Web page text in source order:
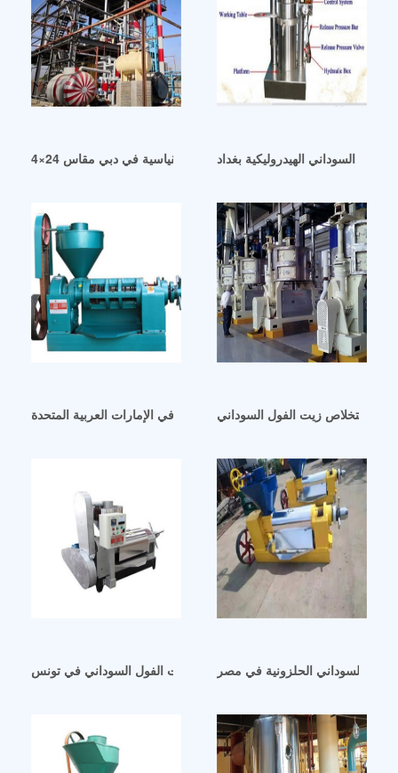
ماكينة استخلاص زيت الفول السوداني القياسية في دبي مقاس 24×4
السوداني الهيدروليكية بغداد
مصنعي آلات زيت الفول السوداني في الإمارات العربية المتحدة
آلة استخلاص زيت الفول السوداني في تونسالسوداني الحلزونية في مصر